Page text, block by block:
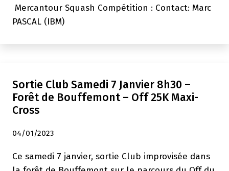
Mercantour Squash Compétition : Contact: Marc
PASCAL (IBM)
Sortie Club Samedi 7 Janvier 8h30 –
Forêt de Bouffemont – Off 25K Maxi-
Cross
04/01/2023
Ce samedi 7 janvier, sortie Club improvisée dans